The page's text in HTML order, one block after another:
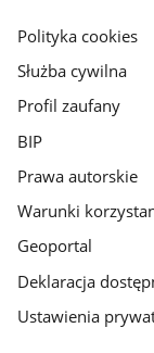
gov.pl
Polityka cookies
Służba cywilna
Profil zaufany
BIP
Prawa autorskie
Warunki
Geoportal
Deklaracja
Ustawienia